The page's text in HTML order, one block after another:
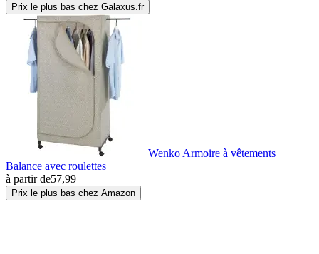
Prix le plus bas chez Galaxus.fr
Wenko Armoire à vêtements
Balance avec roulettes
à partir de57,99
Prix le plus bas chez Amazon